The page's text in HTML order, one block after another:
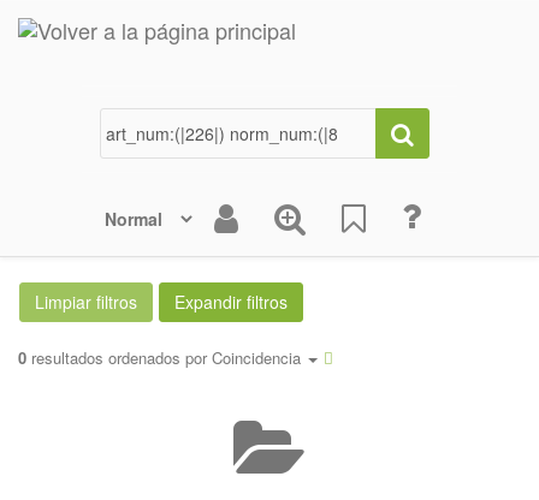
0 resultados ordenados por Coincidencia